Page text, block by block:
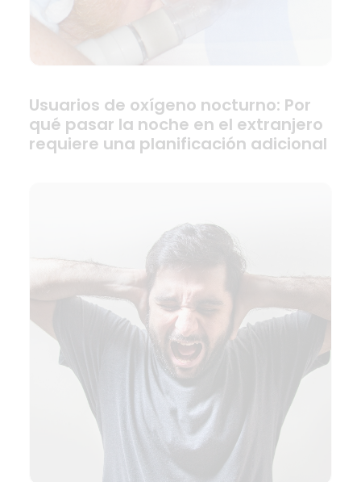
Usuarios de oxígeno nocturno: Por
qué pasar la noche en el extranjero
requiere una planificación adicional